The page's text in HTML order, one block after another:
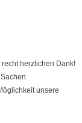
recht herzlichen Dank!
unsere